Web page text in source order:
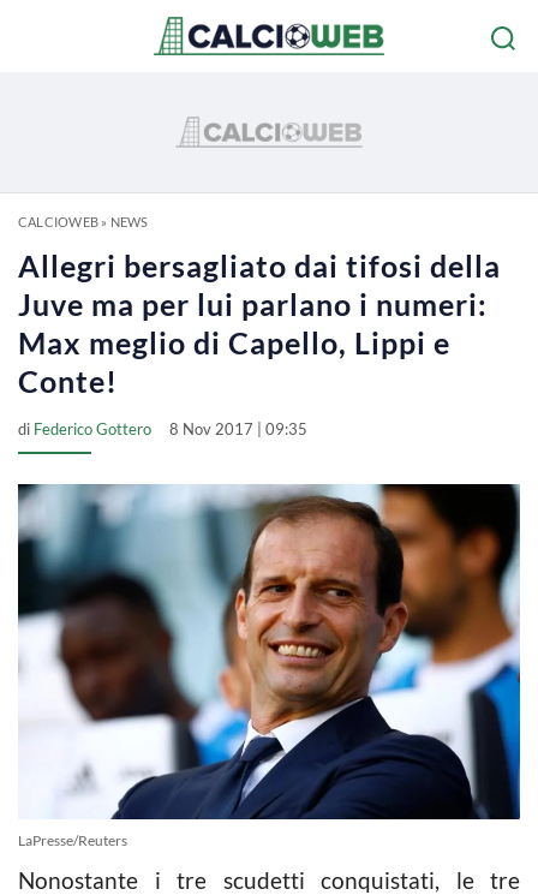
CALCIOWEB» NEWS
Allegri bersagliato dai tifosi della
Juve ma per lui parlano i numeri:
Max meglio di Capello, Lippi e
Conte!
di Federico Gottero 8 Nov 2017 | 09:35
LaPresse/Reuters
Nonostante i tre scudetti conquistati, le tre